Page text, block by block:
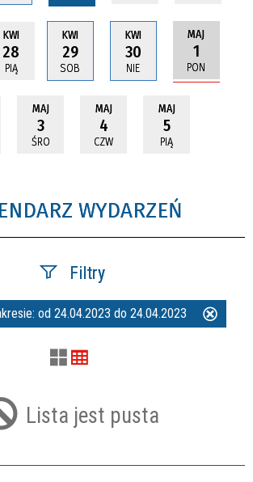
KWI
28
PIĄ
KWI
29
SOB
KWI
30
NIE
MAJ
1
PON
MAJ
3
ŚRO
MAJ
4
CZW
MAJ
5
PIĄ
WYDARZEŃ
Filtry
od 24.04.2023 do 24.04.2023
Lista jest pusta